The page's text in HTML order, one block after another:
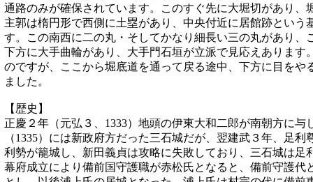
通路のみが確保されています。このすぐ先に大堀切があり、
主郭は楕円形で西側に土塁があり、中央付近に居館跡という
す。この南西に二の丸・そしてかなり細長い三の丸があり、
下方に大手曲輪があり、大手門石垣が立派で見応えあります
のですが、ここから堀底道を通って戻る途中、下方に目をや
ました。
【歴史】
正慶２年（元弘３、1333）地頭の伊東大和二郎が南朝方に与
（1335）には新政府方だった三石城だが、翌建武３年、足
利勢が籠城し、新田義貞は攻略に失敗しており、三石城は足
幕府成立により備前国守護職が赤松氏となると、備前守護代